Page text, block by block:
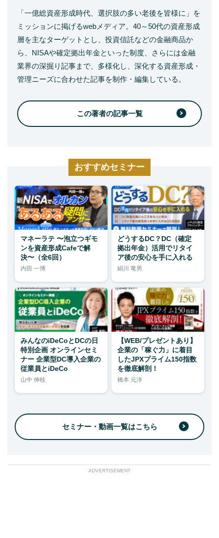
「一億総資産形成時代、選択肢の多い老後を皆様に」を
ミッションに掲げるwebメディア。40～50代の資産形成
層を主なターゲットとし、投資信託などの金融商品か
ら、NISAや確定拠出年金といった制度、さらには金融
業界の深掘り記事まで、多様化し、深化する資産形成・
管理ニーズに合わせた記事を制作・編集している。
この著者の記事一覧
おすすめセミナー
マネーラテ 〜泡立つギモ
ンを資産形成Cafeで解
決〜（全6回）
内田 一博
どうするDC？DC（確定
拠出年金）活用でリタイ
ア後の安心を手に入れる
絹川 竜男
みんなのiDeCoとDCの日
特別企画 オンラインセミ
ナー 企業型DC導入企業の
従業員とiDeCo
山中 伸枝
【WEB/プレゼントあり】
企業の「稼ぐ力」に着目
したJPXプライム150指数
を徹底解剖！
橋本 元洋
セミナー・動画一覧はこちら
ADVERTISEMENT